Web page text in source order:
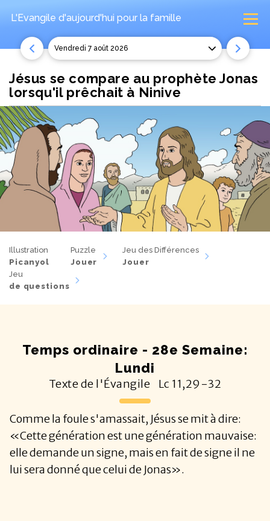
L'Evangile d'aujourd'hui pour la famille
vendredi 7 août 2026
Jésus se compare au prophète Jonas
lorsqu'il prêchait à Ninive
Illustration
Picanyol
Puzzle
Jouer
Jeu des Différences
Jouer
Jeu
de questions
Temps ordinaire - 28e Semaine:
Lundi
Texte de l'Évangile Lc 11,29-32
Comme la foule s'amassait, Jésus se mit à dire:
«Cette génération est une génération mauvaise:
elle demande un signe, mais en fait de signe il ne
lui sera donné que celui de Jonas».